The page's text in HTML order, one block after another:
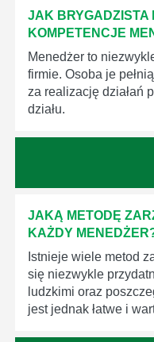
JAK BRYGADZISTA
KOMPETENCJE
Menedżer to
firmie. Osoba je
za realizację działań
działu.
JAKĄ METODĘ
KAŻDY
Istnieje wiele metod
się niezwykle
ludzkimi oraz
jest jednak łatwe i